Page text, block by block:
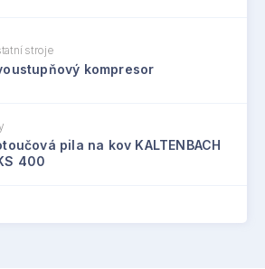
stroje
kompresor
pila na kov KALTENBACH
400